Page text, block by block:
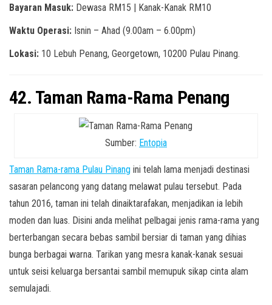
Bayaran Masuk: Dewasa RM15 | Kanak-Kanak RM10
Waktu Operasi: Isnin – Ahad (9.00am – 6.00pm)
Lokasi: 10 Lebuh Penang, Georgetown, 10200 Pulau Pinang.
42. Taman Rama-Rama Penang
Sumber: Entopia
Taman Rama-rama Pulau Pinang ini telah lama menjadi destinasi
sasaran pelancong yang datang melawat pulau tersebut. Pada
tahun 2016, taman ini telah dinaiktarafakan, menjadikan ia lebih
moden dan luas. Disini anda melihat pelbagai jenis rama-rama yang
berterbangan secara bebas sambil bersiar di taman yang dihias
bunga berbagai warna. Tarikan yang mesra kanak-kanak sesuai
untuk seisi keluarga bersantai sambil memupuk sikap cinta alam
semulajadi.